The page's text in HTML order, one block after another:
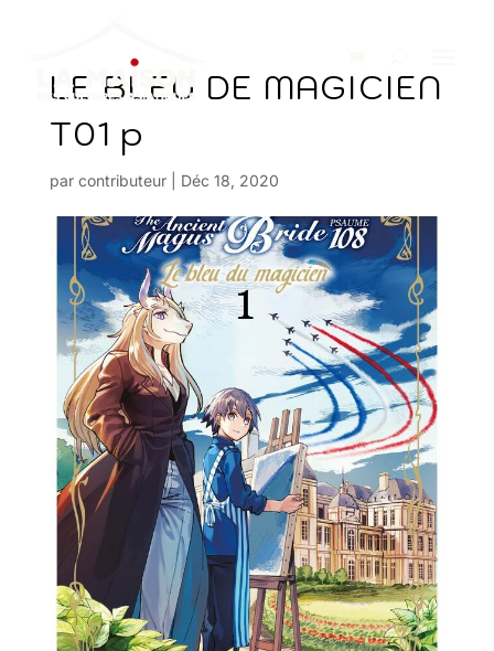
LE BLEU DE MAGICIEN
T01 p
par contributeur| Déc 18, 2020